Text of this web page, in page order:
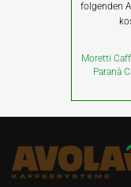
folgenden
Moretti
Paranà